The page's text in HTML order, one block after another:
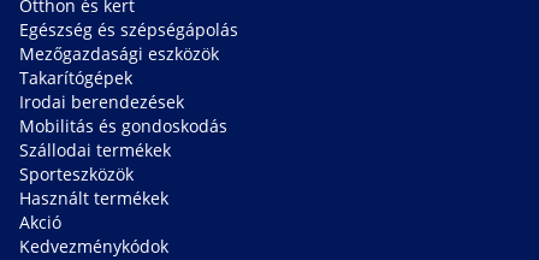
Otthon és kert
Egészség és szépségápolás
Mezőgazdasági eszközök
Takarítógépek
Irodai berendezések
Mobilitás és gondoskodás
Szállodai termékek
Sporteszközök
Használt termékek
Akció
Kedvezménykódok